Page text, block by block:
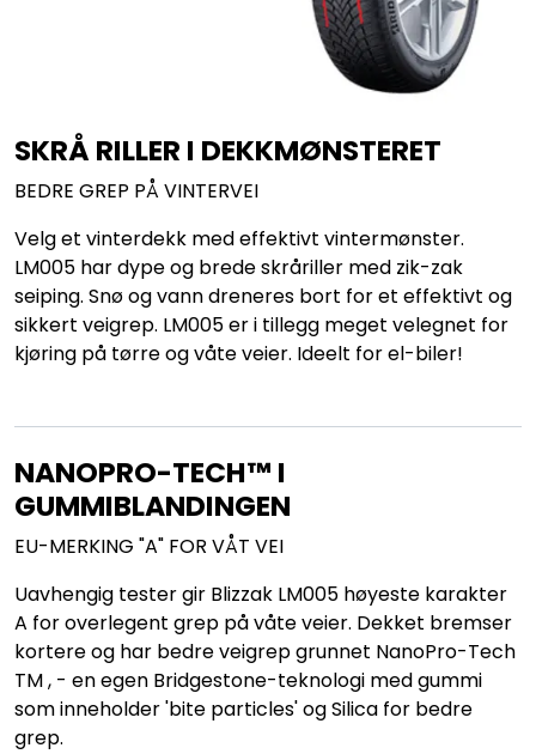
SKRÅ RILLER I DEKKMØNSTERET
BEDRE GREP PÅ VINTERVEI
Velg et vinterdekk med effektivt vintermønster.
LM005 har dype og brede skråriller med zik-zak
seiping. Snø og vann dreneres bort for et effektivt og
sikkert veigrep. LM005 er i tillegg meget velegnet for
kjøring på tørre og våte veier. Ideelt for el-biler!
NANOPRO-TECH™ I
GUMMIBLANDINGEN
EU-MERKING "A" FOR VÅT VEI
Uavhengig tester gir Blizzak LM005 høyeste karakter
A for overlegent grep på våte veier. Dekket bremser
kortere og har bedre veigrep grunnet NanoPro-Tech
TM , - en egen Bridgestone-teknologi med gummi
som inneholder 'bite particles' og Silica for bedre
grep.